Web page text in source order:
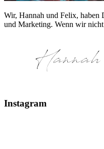
Wir, Hannah und Felix, haben
und Marketing. Wenn wir
Instagram